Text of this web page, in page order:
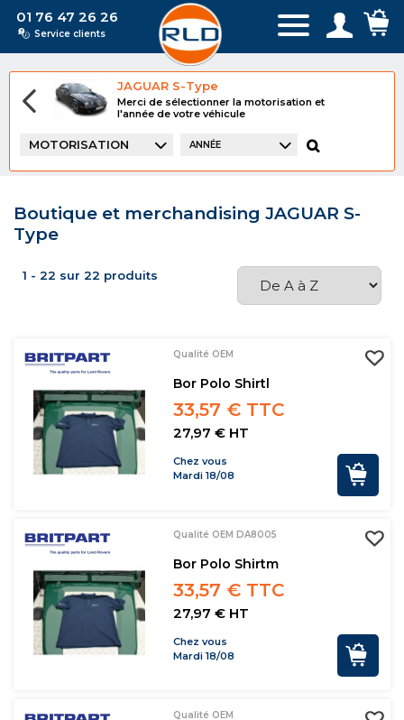
01 76 47 26 26
Service clients
JAGUAR S-Type
Merci de sélectionner la motorisation et
l'année de votre véhicule
MOTORISATION ANNÉE
Boutique et merchandising JAGUAR S-
Type
1 - 22 sur 22 produits
Qualité OEM
Bor Polo Shirtl
33,57 € TTC
27,97 € HT
Chez vous
Mardi 18/08
Qualité OEM DA8005
Bor Polo Shirtm
33,57 € TTC
27,97 € HT
Chez vous
Mardi 18/08
Qualité OEM